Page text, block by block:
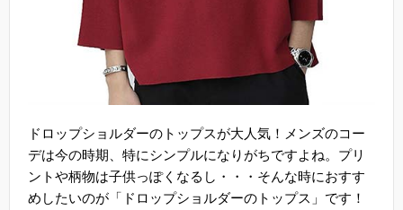
ドロップショルダーのトップスが大人気！メンズのコー
デは今の時期、特にシンプルになりがちですよね。プリ
ントや柄物は子供っぽくなるし・・・そんな時におすす
めしたいのが「ドロップショルダーのトップス」です！